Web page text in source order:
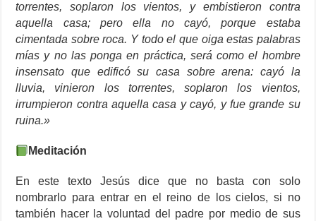
torrentes, soplaron los vientos, y embistieron contra
aquella casa; pero ella no cayó, porque estaba
cimentada sobre roca. Y todo el que oiga estas palabras
mías y no las ponga en práctica, será como el hombre
insensato que edificó su casa sobre arena: cayó la
lluvia, vinieron los torrentes, soplaron los vientos,
irrumpieron contra aquella casa y cayó, y fue grande su
ruina.»
Meditación
En este texto Jesús dice que no basta con solo
nombrarlo para entrar en el reino de los cielos, si no
también hacer la voluntad del padre por medio de sus